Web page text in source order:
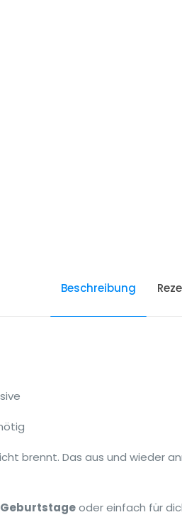
Beschreibung
brennt. Das aus und wieder
Geburtstageoder einfach für